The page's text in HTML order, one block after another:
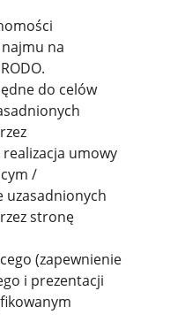
na
do celów
umowy
/
uzasadnionych
stronę
(zapewnienie
i prezentacji